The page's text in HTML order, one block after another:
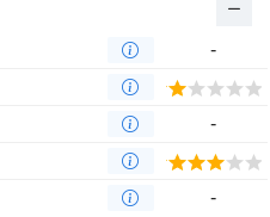
-
-
-